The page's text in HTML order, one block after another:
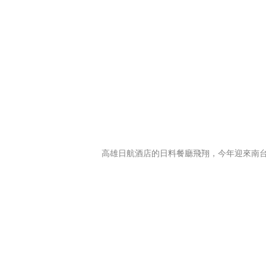
高雄日航酒店的日料餐廳飛翔，今年迎來南